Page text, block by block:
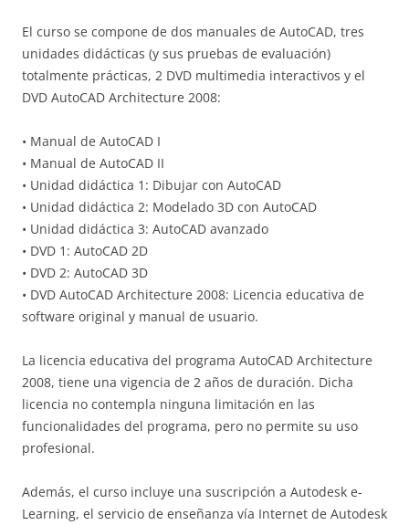
El curso se compone de dos manuales de AutoCAD, tres
unidades didácticas (y sus pruebas de evaluación)
totalmente prácticas, 2 DVD multimedia interactivos y el
DVD AutoCAD Architecture 2008:
• Manual de AutoCAD I
• Manual de AutoCAD II
• Unidad didáctica 1: Dibujar con AutoCAD
• Unidad didáctica 2: Modelado 3D con AutoCAD
• Unidad didáctica 3: AutoCAD avanzado
• DVD 1: AutoCAD 2D
• DVD 2: AutoCAD 3D
• DVD AutoCAD Architecture 2008: Licencia educativa de
software original y manual de usuario.
La licencia educativa del programa AutoCAD Architecture
2008, tiene una vigencia de 2 años de duración. Dicha
licencia no contempla ninguna limitación en las
funcionalidades del programa, pero no permite su uso
profesional.
Además, el curso incluye una suscripción a Autodesk e-
Learning, el servicio de enseñanza vía Internet de Autodesk